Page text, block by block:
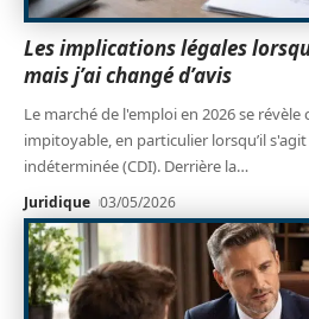
Les implications légales
mais j’ai changé d’avis
Le marché de l'emploi en 2026 se
impitoyable, en particulier lorsqu’il
indéterminée (CDI). Derrière la…
Juridique 03/05/2026